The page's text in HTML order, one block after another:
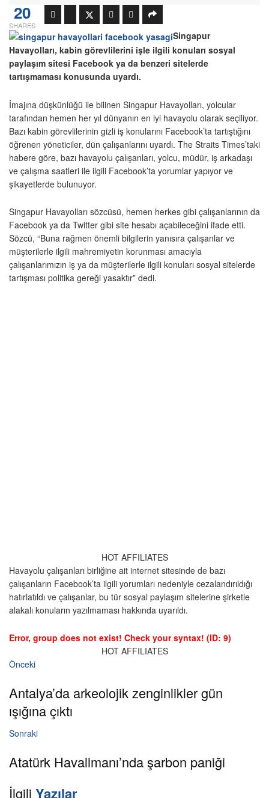
20
SHARES
Singapur
Havayolları, kabin görevlilerini işle ilgili konuları sosyal
paylaşım sitesi Facebook ya da benzeri sitelerde
tartışmaması konusunda uyardı.
İmajına düşkünlüğü ile bilinen Singapur Havayolları, yolcular
tarafından hemen her yıl dünyanın en iyi havayolu olarak seçiliyor.
Bazı kabin görevlilerinin gizli iş konularını Facebook’ta tartıştığını
öğrenen yöneticiler, dün çalışanlarını uyardı. The Straits Times’taki
habere göre, bazı havayolu çalışanları, yolcu, müdür, iş arkadaşı
ve çalışma saatleri ile ilgili Facebook’ta yorumlar yapıyor ve
şikayetlerde bulunuyor.
Singapur Havayolları sözcüsü, hemen herkes gibi çalışanlarının da
Facebook ya da Twitter gibi site hesabı açabileceğini ifade etti.
Sözcü, “Buna rağmen önemli bilgilerin yanısıra çalışanlar ve
müşterilerle ilgili mahremiyetin korunması amacıyla
çalışanlarımızın iş ya da müşterilerle ilgili konuları sosyal sitelerde
tartışması politika gereği yasaktır” dedi.
HOT AFFILIATES
Havayolu çalışanları birliğine ait internet sitesinde de bazı
çalışanların Facebook’ta ilgili yorumları nedeniyle cezalandırıldığı
hatırlatıldı ve çalışanlar, bu tür sosyal paylaşım sitelerine şirketle
alakalı konuların yazılmaması hakkında uyarıldı.
Error, group does not exist! Check your syntax! (ID: 9)
HOT AFFILIATES
Önceki
Antalya’da arkeolojik zenginlikler gün
ışığına çıktı
Sonraki
Atatürk Havalimanı’nda şarbon paniği
İlgili Yazılar